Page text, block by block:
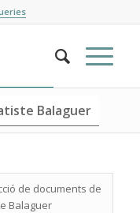
Balaguer
de documents de
Balaguer